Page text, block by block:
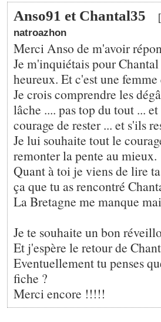
Anso91 et Chantal35
natroazhon
Merci Anso de m'avoir
Je m'inquiétais pour
heureux. Et c'est une
Je crois comprendre les
lâche .... pas top du tout ...
courage de rester ... et s'ils
Je lui souhaite tout le
remonter la pente au mieux.
Quant à toi je viens de lire
ça que tu as rencontré
La Bretagne me manque
Je te souhaite un bon
Et j'espère le retour de
Eventuellement tu penses
fiche ?
Merci encore !!!!!